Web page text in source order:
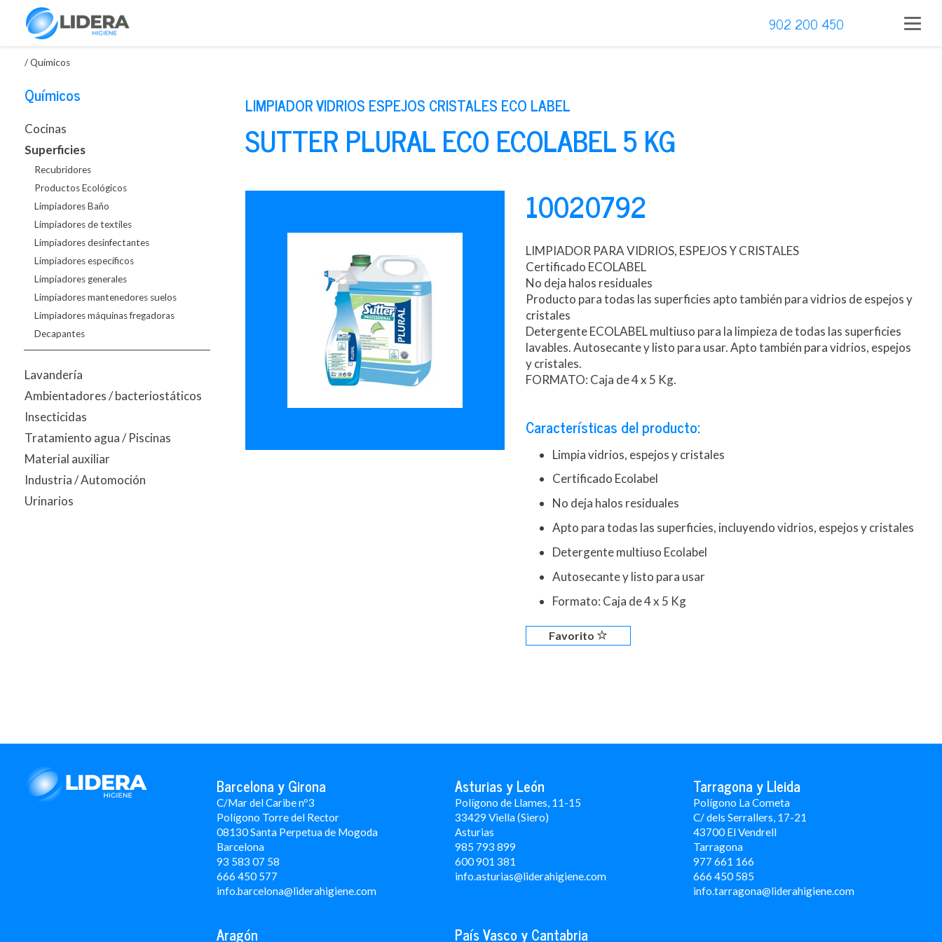
902 200 450
/Químicos
Químicos
Cocinas
Superficies
Recubridores
Productos Ecológicos
Limpiadores Baño
Limpiadores de textiles
Limpiadores desinfectantes
Limpiadores específicos
Limpiadores generales
Limpiadores mantenedores suelos
Limpiadores máquinas fregadoras
Decapantes
Lavandería
Ambientadores / bacteriostáticos
Insecticidas
Tratamiento agua / Piscinas
Material auxiliar
Industria / Automoción
Urinarios
LIMPIADOR VIDRIOS ESPEJOS CRISTALES ECO LABEL
SUTTER PLURAL ECO ECOLABEL 5 KG
10020792
LIMPIADOR PARA VIDRIOS, ESPEJOS Y CRISTALES
Certificado ECOLABEL
No deja halos residuales
Producto para todas las superficies apto también para vidrios de espejos y
cristales
Detergente ECOLABEL multiuso para la limpieza de todas las superficies
lavables. Autosecante y listo para usar. Apto también para vidrios, espejos
y cristales.
FORMATO: Caja de 4 x 5 Kg.
Características del producto:
Limpia vidrios, espejos y cristales
Certificado Ecolabel
No deja halos residuales
Apto para todas las superficies, incluyendo vidrios, espejos y cristales
Detergente multiuso Ecolabel
Autosecante y listo para usar
Formato: Caja de 4 x 5 Kg
Favorito
Barcelona y Girona
C/Mar del Caribe nº3
Polígono Torre del Rector
08130 Santa Perpetua de Mogoda
Barcelona
93 583 07 58
666 450 577
info.barcelona@liderahigiene.com
Asturias y León
Polígono de Llames, 11-15
33429 Viella (Siero)
Asturias
985 793 899
600 901 381
info.asturias@liderahigiene.com
Tarragona y Lleida
Polígono La Cometa
C/ dels Serrallers, 17-21
43700 El Vendrell
Tarragona
977 661 166
666 450 585
info.tarragona@liderahigiene.com
Aragón País Vasco y Cantabria